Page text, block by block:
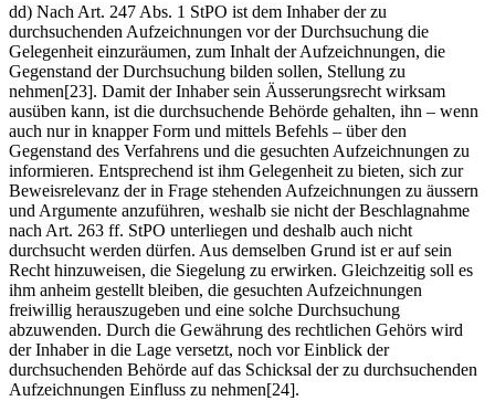
dd) Nach Art. 247 Abs. 1 StPO ist dem Inhaber der zu
durchsuchenden Aufzeichnungen vor der Durchsuchung die
Gelegenheit einzuräumen, zum Inhalt der Aufzeichnungen, die
Gegenstand der Durchsuchung bilden sollen, Stellung zu
nehmen[23]. Damit der Inhaber sein Äusserungsrecht wirksam
ausüben kann, ist die durchsuchende Behörde gehalten, ihn – wenn
auch nur in knapper Form und mittels Befehls – über den
Gegenstand des Verfahrens und die gesuchten Aufzeichnungen zu
informieren. Entsprechend ist ihm Gelegenheit zu bieten, sich zur
Beweisrelevanz der in Frage stehenden Aufzeichnungen zu äussern
und Argumente anzuführen, weshalb sie nicht der Beschlagnahme
nach Art. 263 ff. StPO unterliegen und deshalb auch nicht
durchsucht werden dürfen. Aus demselben Grund ist er auf sein
Recht hinzuweisen, die Siegelung zu erwirken. Gleichzeitig soll es
ihm anheim gestellt bleiben, die gesuchten Aufzeichnungen
freiwillig herauszugeben und eine solche Durchsuchung
abzuwenden. Durch die Gewährung des rechtlichen Gehörs wird
der Inhaber in die Lage versetzt, noch vor Einblick der
durchsuchenden Behörde auf das Schicksal der zu durchsuchenden
Aufzeichnungen Einfluss zu nehmen[24].